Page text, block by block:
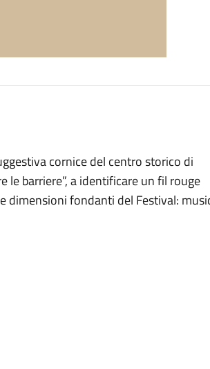
cornice del centro storico di
le barriere”, a identificare un fil rouge
dimensioni fondanti del Festival: